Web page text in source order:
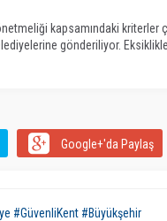
kapsamındaki
gönderiliyor.
Google+'da Paylaş
#GüvenliKent #Büyükşehir